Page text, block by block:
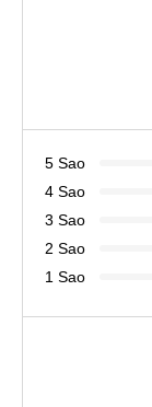
5 Sao
4 Sao
3 Sao
2 Sao
1 Sao